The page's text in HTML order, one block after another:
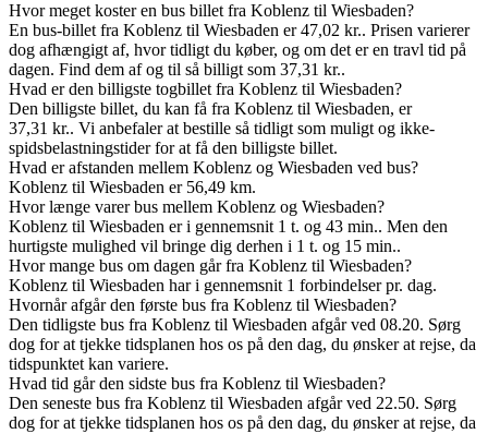
Hvor meget koster en bus billet fra Koblenz til Wiesbaden?
En bus-billet fra Koblenz til Wiesbaden er 47,02 kr.. Prisen varierer
dog afhængigt af, hvor tidligt du køber, og om det er en travl tid på
dagen. Find dem af og til så billigt som 37,31 kr..
Hvad er den billigste togbillet fra Koblenz til Wiesbaden?
Den billigste billet, du kan få fra Koblenz til Wiesbaden, er
37,31 kr.. Vi anbefaler at bestille så tidligt som muligt og ikke-
spidsbelastningstider for at få den billigste billet.
Hvad er afstanden mellem Koblenz og Wiesbaden ved bus?
Koblenz til Wiesbaden er 56,49 km.
Hvor længe varer bus mellem Koblenz og Wiesbaden?
Koblenz til Wiesbaden er i gennemsnit 1 t. og 43 min.. Men den
hurtigste mulighed vil bringe dig derhen i 1 t. og 15 min..
Hvor mange bus om dagen går fra Koblenz til Wiesbaden?
Koblenz til Wiesbaden har i gennemsnit 1 forbindelser pr. dag.
Hvornår afgår den første bus fra Koblenz til Wiesbaden?
Den tidligste bus fra Koblenz til Wiesbaden afgår ved 08.20. Sørg
dog for at tjekke tidsplanen hos os på den dag, du ønsker at rejse, da
tidspunktet kan variere.
Hvad tid går den sidste bus fra Koblenz til Wiesbaden?
Den seneste bus fra Koblenz til Wiesbaden afgår ved 22.50. Sørg
dog for at tjekke tidsplanen hos os på den dag, du ønsker at rejse, da